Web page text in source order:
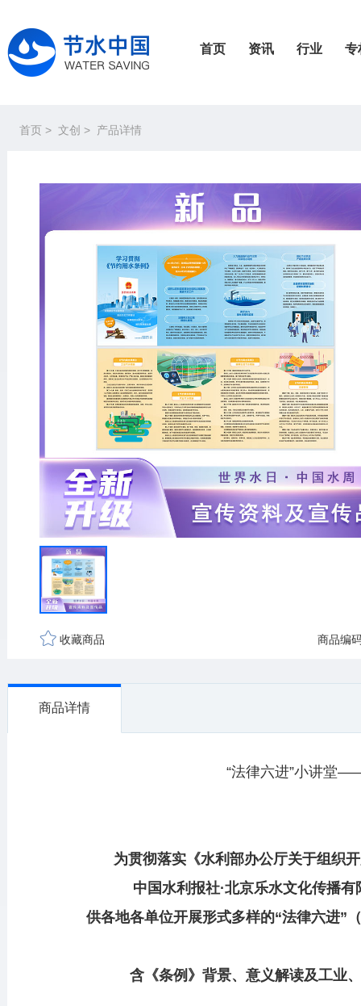
首页 资讯 行业 专
首页> 文创 > 产品详情
收藏商品 商品编
商品详情
“法律六进”小讲堂
为贯彻落实《水利部办公厅关于组织
中国水利报社·北京乐水文化传播
供各地各单位开展形式多样的“法律六进”
含《条例》背景、意义解读及工业